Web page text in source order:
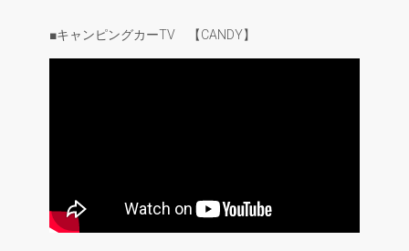
■キャンピングカーTV 【CANDY】